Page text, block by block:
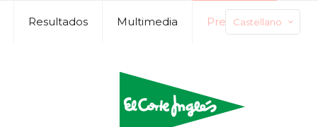
Resultados Multimedia Preguntas
Castellano